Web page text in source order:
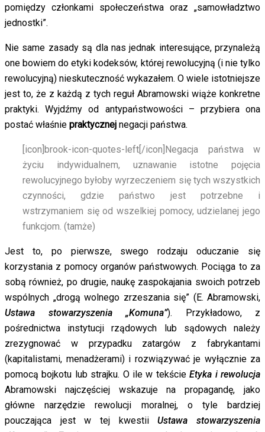
pomiędzy członkami społeczeństwa oraz „samowładztwo
jednostki”.
Nie same zasady są dla nas jednak interesujące, przynależą
one bowiem do etyki kodeksów, której rewolucyjną (i nie tylko
rewolucyjną) nieskuteczność wykazałem. O wiele istotniejsze
jest to, że z każdą z tych reguł Abramowski wiąże konkretne
praktyki. Wyjdźmy od antypaństwowości – przybiera ona
postać właśnie praktycznej negacji państwa.
[icon]brook-icon-quotes-left[/icon] Negacja państwa w
życiu indywidualnem, uznawanie istotne pojęcia
rewolucyjnego byłoby wyrzeczeniem się tych wszystkich
czynności, gdzie państwo jest potrzebne i
wstrzymaniem się od wszelkiej pomocy, udzielanej jego
funkcjom. (tamże)
Jest to, po pierwsze, swego rodzaju oduczanie się
korzystania z pomocy organów państwowych. Pociąga to za
sobą również, po drugie, naukę zaspokajania swoich potrzeb
wspólnych „drogą wolnego zrzeszania się” (E. Abramowski,
Ustawa stowarzyszenia „Komuna”). Przykładowo, z
pośrednictwa instytucji rządowych lub sądowych należy
zrezygnować w przypadku zatargów z fabrykantami
(kapitalistami, menadżerami) i rozwiązywać je wyłącznie za
pomocą bojkotu lub strajku. O ile w tekścieEtyka i rewolucja
Abramowski najczęściej wskazuje na propagandę, jako
główne narzędzie rewolucji moralnej, o tyle bardziej
pouczająca jest w tej kwestiiUstawa stowarzyszenia